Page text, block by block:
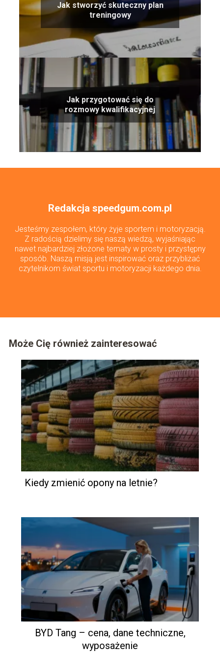
Jak stworzyć skuteczny plan
treningowy
Jak przygotować się do
rozmowy kwalifikacyjnej
Redakcja speedgum.com.pl
Jesteśmy zespołem, który żyje sportem i motoryzacją.
Z radością dzielimy się naszą wiedzą, wyjaśniając
nawet najbardziej złożone tematy w prosty i przystępny
sposób. Naszą misją jest inspirować oraz przybliżać
czytelnikom świat sportu i motoryzacji każdego dnia.
Może Cię również zainteresować
Kiedy zmienić opony na letnie?
BYD Tang – cena, dane techniczne,
wyposażenie